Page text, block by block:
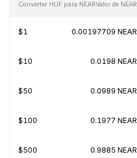
Converter HUF para NEARValor de NEAR
$1 0.00197709 NEAR
$10 0.0198 NEAR
$50 0.0989 NEAR
$100 0.1977 NEAR
$500 0.9885 NEAR